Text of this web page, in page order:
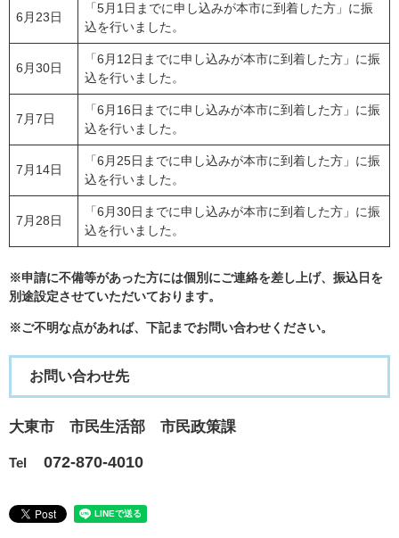
6月23日
「5月1日までに申し込みが本市に到着した方」に振
込を行いました。
6月30日
「6月12日までに申し込みが本市に到着した方」に振
込を行いました。
7月7日
「6月16日までに申し込みが本市に到着した方」に振
込を行いました。
7月14日
「6月25日までに申し込みが本市に到着した方」に振
込を行いました。
7月28日
「6月30日までに申し込みが本市に到着した方」に振
込を行いました。
※申請に不備等があった方には個別にご連絡を差し上げ、振込日を
別途設定させていただいております。
※ご不明な点があれば、下記までお問い合わせください。
お問い合わせ先
大東市 市民生活部 市民政策課
Tel 072-870-4010